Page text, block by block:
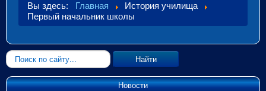
Вы здесь: Главная
История училища
Первый начальник школы
Искать... Найти
Новости